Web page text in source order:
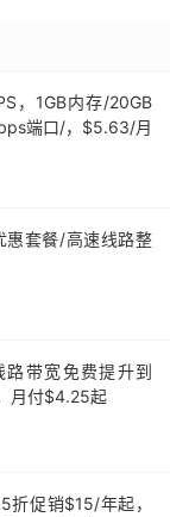
，1GB内存/20GB
端口/，$5.63/月
惠套餐/高速线路整
路带宽免费提升到
月付$4.25起
折促销$15/年起，